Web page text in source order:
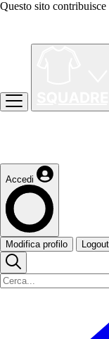
Questo sito contribuisce
Accedi
Modifica profilo Logout